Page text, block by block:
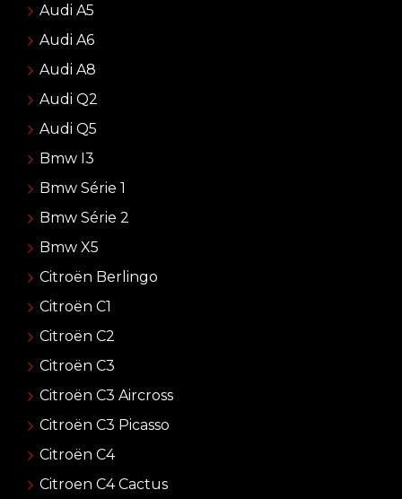
Audi A5
Audi A6
Audi A8
Audi Q2
Audi Q5
Bmw I3
Bmw Série 1
Bmw Série 2
Bmw X5
Citroën Berlingo
Citroën C1
Citroën C2
Citroën C3
Citroën C3 Aircross
Citroën C3 Picasso
Citroën C4
Citroen C4 Cactus